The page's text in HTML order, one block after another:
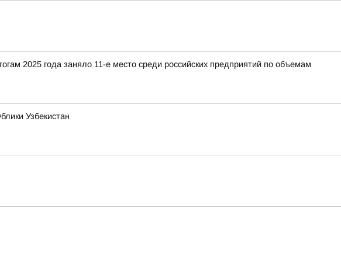
2025 года заняло 11-е место среди российских предприятий по объемам
Узбекистан